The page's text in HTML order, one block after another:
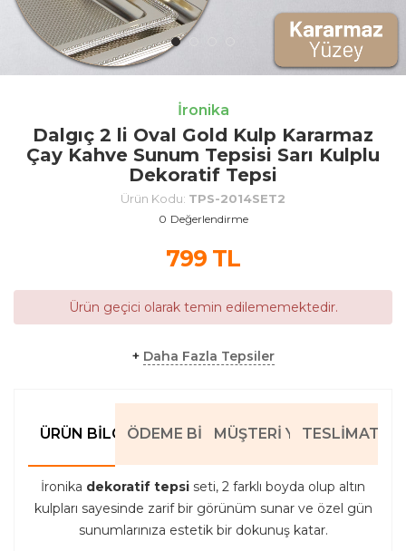
İronika
Dalgıç 2 li Oval Gold Kulp Kararmaz
Çay Kahve Sunum Tepsisi Sarı Kulplu
Dekoratif Tepsi
Ürün Kodu: TPS-2014SET2
0 Değerlendirme
799 TL
Ürün geçici olarak temin edilememektedir.
+ Daha Fazla Tepsiler
ÜRÜN BILGILERIÖDEME BILGILERIMÜŞTERI YORUMLARI
TESLIMAT
İronika dekoratif tepsi seti, 2 farklı boyda olup altın
kulpları sayesinde zarif bir görünüm sunar ve özel gün
sunumlarınıza estetik bir dokunuş katar.